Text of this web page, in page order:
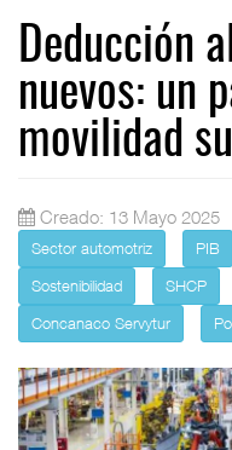
Deducción
nuevos: un
movilidad
Creado: 13 Mayo 2025
Sector automotriz PIB
Sostenibilidad
SHCP
Concanaco Servytur